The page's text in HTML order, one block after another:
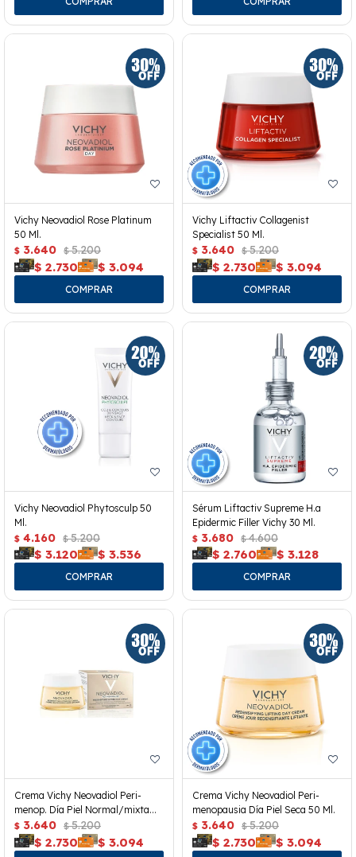
Vichy Neovadiol Rose Platinum
50 Ml.
$ 3.640 $ 5.200
$ 2.730 $ 3.094
Vichy Liftactiv Collagenist
Specialist 50 Ml.
$ 3.640 $ 5.200
$ 2.730 $ 3.094
Vichy Neovadiol Phytosculp 50
Ml.
$ 4.160 $ 5.200
$ 3.120 $ 3.536
Sérum Liftactiv Supreme H.a
Epidermic Filler Vichy 30 Ml.
$ 3.680 $ 4.600
$ 2.760 $ 3.128
Crema Vichy Neovadiol Peri-
menop. Día Piel Normal/mixta
50ml
$ 3.640 $ 5.200
$ 2.730 $ 3.094
Crema Vichy Neovadiol Peri-
menopausia Día Piel Seca 50 Ml.
$ 3.640 $ 5.200
$ 2.730 $ 3.094